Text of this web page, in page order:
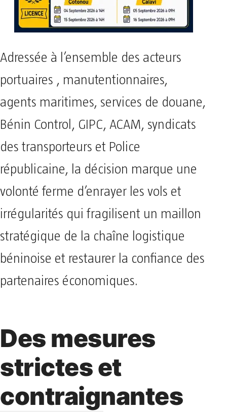
Adressée à l’ensemble des acteurs
portuaires , manutentionnaires,
agents maritimes, services de douane,
Bénin Control, GIPC, ACAM, syndicats
des transporteurs et Police
républicaine, la décision marque une
volonté ferme d’enrayer les vols et
irrégularités qui fragilisent un maillon
stratégique de la chaîne logistique
béninoise et restaurer la confiance des
partenaires économiques.
Des mesures
strictes et
contraignantes